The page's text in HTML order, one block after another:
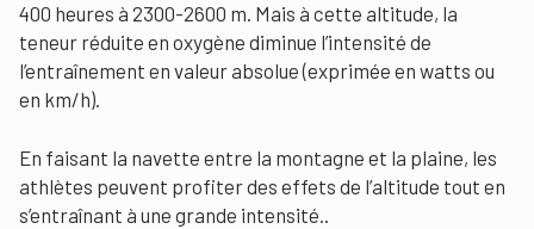
400 heures à 2300-2600 m. Mais à cette altitude, la
teneur réduite en oxygène diminue l’intensité de
l’entraînement en valeur absolue (exprimée en watts ou
en km/h).
En faisant la navette entre la montagne et la plaine, les
athlètes peuvent profiter des effets de l’altitude tout en
s’entraînant à une grande intensité..